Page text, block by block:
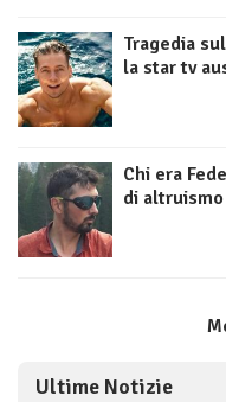
Tragedia
la star tv
Chi era
di altruismo
Ultime Notizie